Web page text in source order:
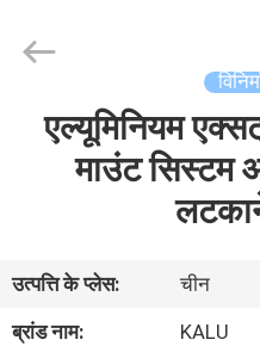
वीआर
दिखाएँ
Rights
एल्यूमिनियम
माउंट सिस्टम
उत्पत्ति के प्लेस:
चीन
ब्रांड नाम:
KALU